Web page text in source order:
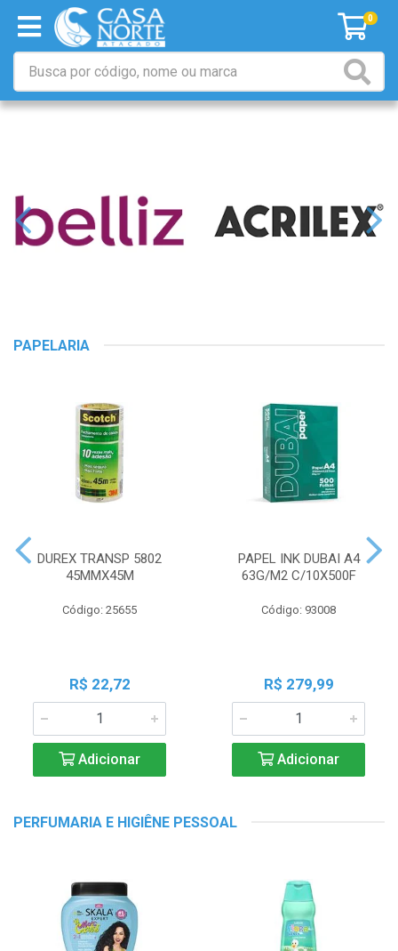
0
PAPELARIA
DUREX TRANSP 5802
45MMX45M
Código: 25655
R$ 22,72
Adicionar
PAPEL INK DUBAI A4
63G/M2 C/10X500F
Código: 93008
R$ 279,99
Adicionar
PERFUMARIA E HIGIÊNE PESSOAL